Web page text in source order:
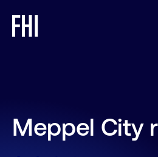
Meppel City